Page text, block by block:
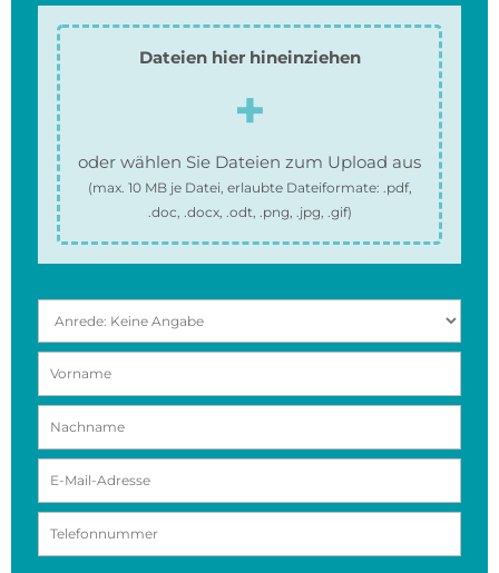
Dateien hier hineinziehen
oder wählen Sie Dateien zum Upload aus
(max. 10 MBje Datei, erlaubte Dateiformate: .pdf,
.doc, .docx, .odt, .png, .jpg, .gif)